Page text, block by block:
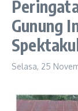
Gunung
Selasa, 25